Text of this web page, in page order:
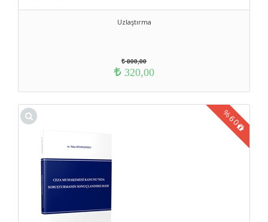
Uzlaştırma
800,00
320,00
%
60